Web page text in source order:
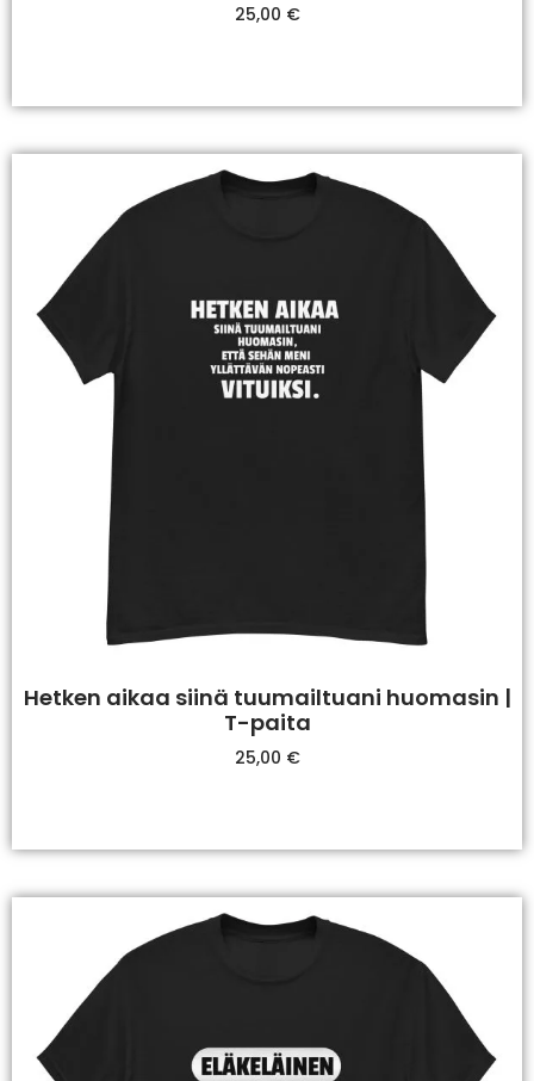
25,00 €
Hetken aikaa siinä tuumailtuani huomasin |
T-paita
25,00 €